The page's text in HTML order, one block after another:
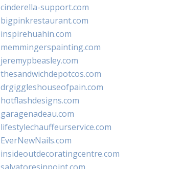
cinderella-support.com
bigpinkrestaurant.com
inspirehuahin.com
memmingerspainting.com
jeremypbeasley.com
thesandwichdepotcos.com
drgiggleshouseofpain.com
hotflashdesigns.com
garagenadeau.com
lifestylechauffeurservice.com
EverNewNails.com
insideoutdecoratingcentre.com